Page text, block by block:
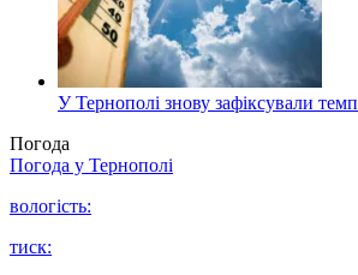
У Тернополі знову зафіксували
Погода
Погода у Тернополі
вологість:
тиск: